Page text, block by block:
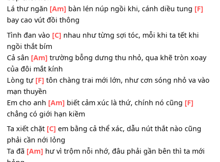
Anh lao[Am]lực trên một ngọn đồi, nơi dốc [F]cao làm
không trớn
Mắt anh[C] đâu còn khóc, vẫn phải mở khi trời ló dạng
Chẳng phải
có mặt
Thả quá bóng[F]
búp chồi non
Lá thư ngăn
[Am]bàn lén núp ngồi khi, cánh diều tung
bay cao vút đồi thông
Tình đan vào [C]nhau như từng sợi tóc, mỗi khi ta tết
ngồi thắt bím
Cả sân[Am]trường bỗng dưng thu nhỏ, qua khẽ tròn